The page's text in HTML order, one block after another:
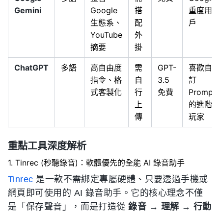
Gemini
Google
生態系、
YouTube
摘要
搭
配
外
掛
重度用
戶
ChatGPT 多語
高自由度
指令、格
式客製化
需
自
行
上
傳
GPT-
3.5
免費
喜歡自
訂
Prompt
的進階
玩家
重點工具深度解析
1. Tinrec (秒聽錄音)：軟體優先的全能 AI 錄音助手
Tinrec 是一款不需綁定專屬硬體、只要透過手機或
網頁即可使用的 AI 錄音助手。它的核心理念不僅
是「保存聲音」，而是打造從錄音 → 理解 → 行動